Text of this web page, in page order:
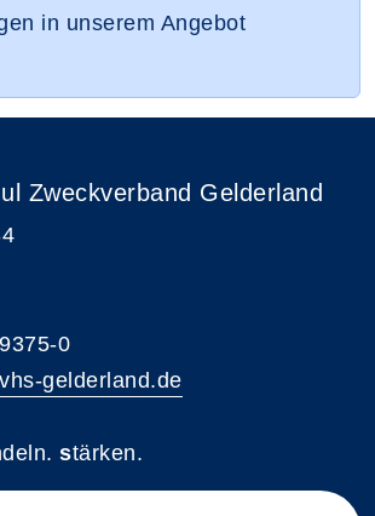
in unserem Angebot
Zweckverband Gelderland
0
gelderland.de
stärken.